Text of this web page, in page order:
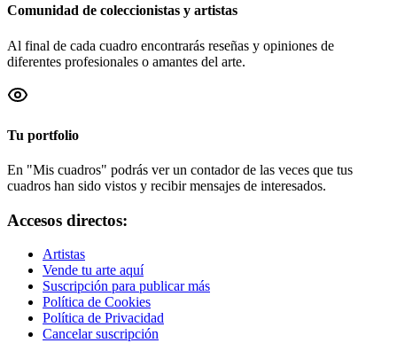
Comunidad de coleccionistas y artistas
Al final de cada cuadro encontrarás reseñas y opiniones de
diferentes profesionales o amantes del arte.
Tu portfolio
En "Mis cuadros" podrás ver un contador de las veces que tus
cuadros han sido vistos y recibir mensajes de interesados.
Accesos directos:
Artistas
Vende tu arte aquí
Suscripción para publicar más
Política de Cookies
Política de Privacidad
Cancelar suscripción